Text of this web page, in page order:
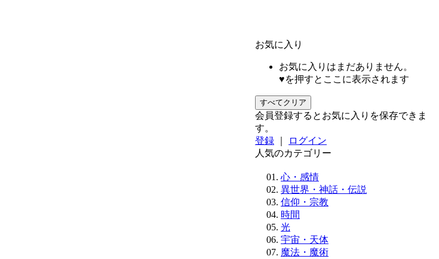
お気に入り
お気に入りはまだありません。
♥を押すとここに表示されます
すべてクリア
会員登録するとお気に入りを保存できま
す。
登録
ログイン
人気のカテゴリー
心・感情
異世界・神話・伝説
信仰・宗教
時間
光
宇宙・天体
魔法・魔術